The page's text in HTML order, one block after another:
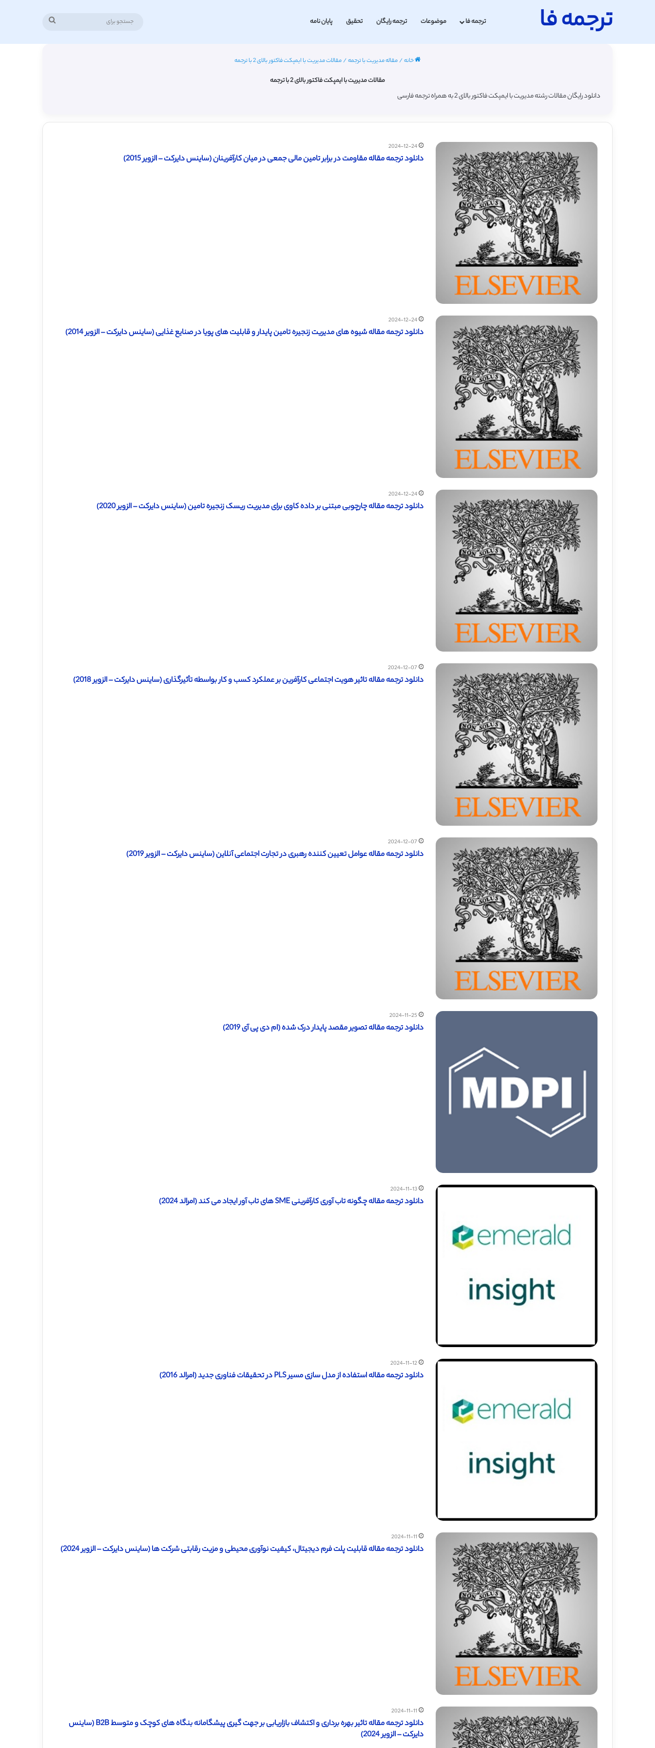
ترجمه فا ترجمه فا موضوعات ترجمه رایگان تحقیق پایان نامه
خانه/مقاله مدیریت با ترجمه/مقالات مدیریت با ایمپکت فاکتور بالای 2 با ترجمه
مقالات مدیریت با ایمپکت فاکتور بالای 2 با ترجمه
دانلود رایگان مقالات رشته مدیریت با ایمپکت فاکتور بالای 2 به همراه ترجمه فارسی
2024-12-24
دانلود ترجمه مقاله مقاومت در برابر تامین مالی جمعی در میان کارآفرینان (ساینس دایرکت – الزویر 2015)
2024-12-24
دانلود ترجمه مقاله شیوه های مدیریت زنجیره تامین پایدار و قابلیت های پویا در صنایع غذایی (ساینس دایرکت – الزویر 2014)
2024-12-24
دانلود ترجمه مقاله چارچوبی مبتنی بر داده کاوی برای مدیریت ریسک زنجیره تامین (ساینس دایرکت – الزویر 2020)
2024-12-07
دانلود ترجمه مقاله تاثیر هویت اجتماعی کارآفرین بر عملکرد کسب و کار بواسطه تأثیرگذاری (ساینس دایرکت – الزویر 2018)
2024-12-07
دانلود ترجمه مقاله عوامل تعیین کننده رهبری در تجارت اجتماعی آنلاین (ساینس دایرکت – الزویر 2019)
2024-11-25
دانلود ترجمه مقاله تصویر مقصد پایدار درک شده (ام دی پی آی 2019)
2024-11-13
دانلود ترجمه مقاله چگونه تاب آوری کارآفرینی SME های تاب آور ایجاد می کند (امرالد 2024)
2024-11-12
دانلود ترجمه مقاله استفاده از مدل سازی مسیر PLS در تحقیقات فناوری جدید (امرالد 2016)
2024-11-11
دانلود ترجمه مقاله قابلیت پلت فرم دیجیتال، کیفیت نوآوری محیطی و مزیت رقابتی شرکت ها (ساینس دایرکت – الزویر 2024)
2024-11-11
دانلود ترجمه مقاله تاثیر بهره برداری و اکتشاف بازاریابی بر جهت گیری پیشگامانه بنگاه های کوچک و متوسط ​​B2B (ساینس
دایرکت – الزویر 2024)